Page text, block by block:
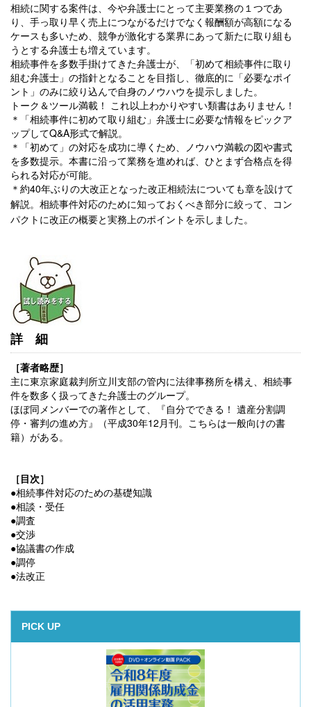
相続に関する案件は、今や弁護士にとって主要業務の１つであ
り、手っ取り早く売上につながるだけでなく報酬額が高額になる
ケースも多いため、競争が激化する業界にあって新たに取り組も
うとする弁護士も増えています。
相続事件を多数手掛けてきた弁護士が、「初めて相続事件に取り
組む弁護士」の指針となることを目指し、徹底的に「必要なポイ
ント」のみに絞り込んで自身のノウハウを提示しました。
トーク＆ツール満載！ これ以上わかりやすい類書はありません！
＊「相続事件に初めて取り組む」弁護士に必要な情報をピックア
ップしてQ&A形式で解説。
＊「初めて」の対応を成功に導くため、ノウハウ満載の図や書式
を多数提示。本書に沿って業務を進めれば、ひとまず合格点を得
られる対応が可能。
＊約40年ぶりの大改正となった改正相続法についても章を設けて
解説。相続事件対応のために知っておくべき部分に絞って、コン
パクトに改正の概要と実務上のポイントを示しました。
詳細
［著者略歴］
主に東京家庭裁判所立川支部の管内に法律事務所を構え、相続事
件を数多く扱ってきた弁護士のグループ。
ほぼ同メンバーでの著作として、『自分でできる！ 遺産分割調
停・審判の進め方』（平成30年12月刊。こちらは一般向けの書
籍）がある。
［目次］
●相続事件対応のための基礎知識
●相談・受任
●調査
●交渉
●協議書の作成
●調停
●法改正
PICK UP